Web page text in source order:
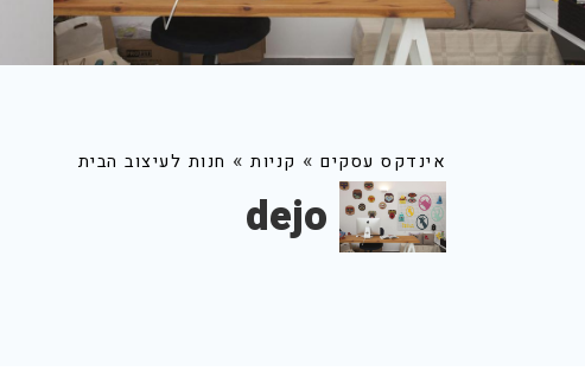
אינדקס עסקים » קניות » חנות לעיצוב הבית
dejo